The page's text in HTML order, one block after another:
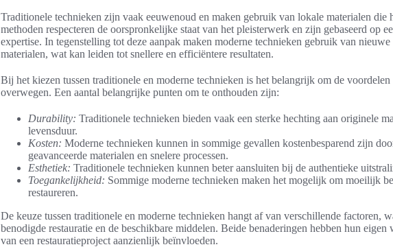
Traditionele technieken zijn vaak eeuwenoud en maken gebruik van lokale materialen die
methoden respecteren de oorspronkelijke staat van het pleisterwerk en zijn gebaseerd op
expertise. In tegenstelling tot deze aanpak maken moderne technieken gebruik van
materialen, wat kan leiden tot snellere en efficiëntere resultaten.
Bij het kiezen tussen traditionele en moderne technieken is het belangrijk om de
overwegen. Een aantal belangrijke punten om te onthouden zijn:
Durability: Traditionele technieken bieden vaak een sterke hechting aan originele
levensduur.
Kosten: Moderne technieken kunnen in sommige gevallen kostenbesparend zijn
geavanceerde materialen en snelere processen.
Esthetiek: Traditionele technieken kunnen beter aansluiten bij de authentieke
Toegankelijkheid: Sommige moderne technieken maken het mogelijk om moeilijk
restaureren.
De keuze tussen traditionele en moderne technieken hangt af van verschillende factoren,
benodigde restauratie en de beschikbare middelen. Beide benaderingen hebben hun eigen
van een restauratieproject aanzienlijk beïnvloeden.